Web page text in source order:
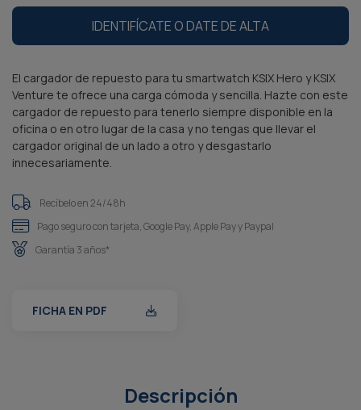
IDENTIFÍCATE O DATE DE ALTA
El cargador de repuesto para tu smartwatch KSIX Hero y KSIX
Venture te ofrece una carga cómoda y sencilla. Hazte con este
cargador de repuesto para tenerlo siempre disponible en la
oficina o en otro lugar de la casa y no tengas que llevar el
cargador original de un lado a otro y desgastarlo
innecesariamente.
Recíbelo en 24/48h
Pago seguro con tarjeta, Google Pay, Apple Pay y Paypal
Garantía 3 años*
FICHA EN PDF
Descripción